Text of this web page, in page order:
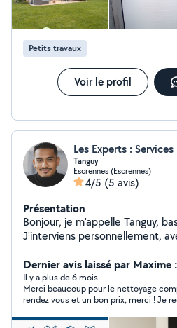
Petits travaux
Voir le profil
Les Experts : Services
Tanguy
Escrennes (Escrennes)
4/5 (5 avis)
Présentation
Bonjour, je m'appelle Tanguy,
J'interviens personnellement,
Je travaille également à travers
Experts : Service. Ménage,
déménagement ou aide
efficacité garanties. Disponible 7j/7 24h/24 sur le
Essonne et Seine-et-Marne.
Dernier avis laissé par Maxime
Il y a plus de 6 mois
Merci beaucoup pour le nettoyage
rendez vous et un bon prix, merci ! Je